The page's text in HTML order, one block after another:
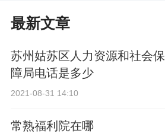
最新文章
苏州姑苏区人力资源和社会保
障局电话是多少
2021-08-31 14:10
常熟福利院在哪